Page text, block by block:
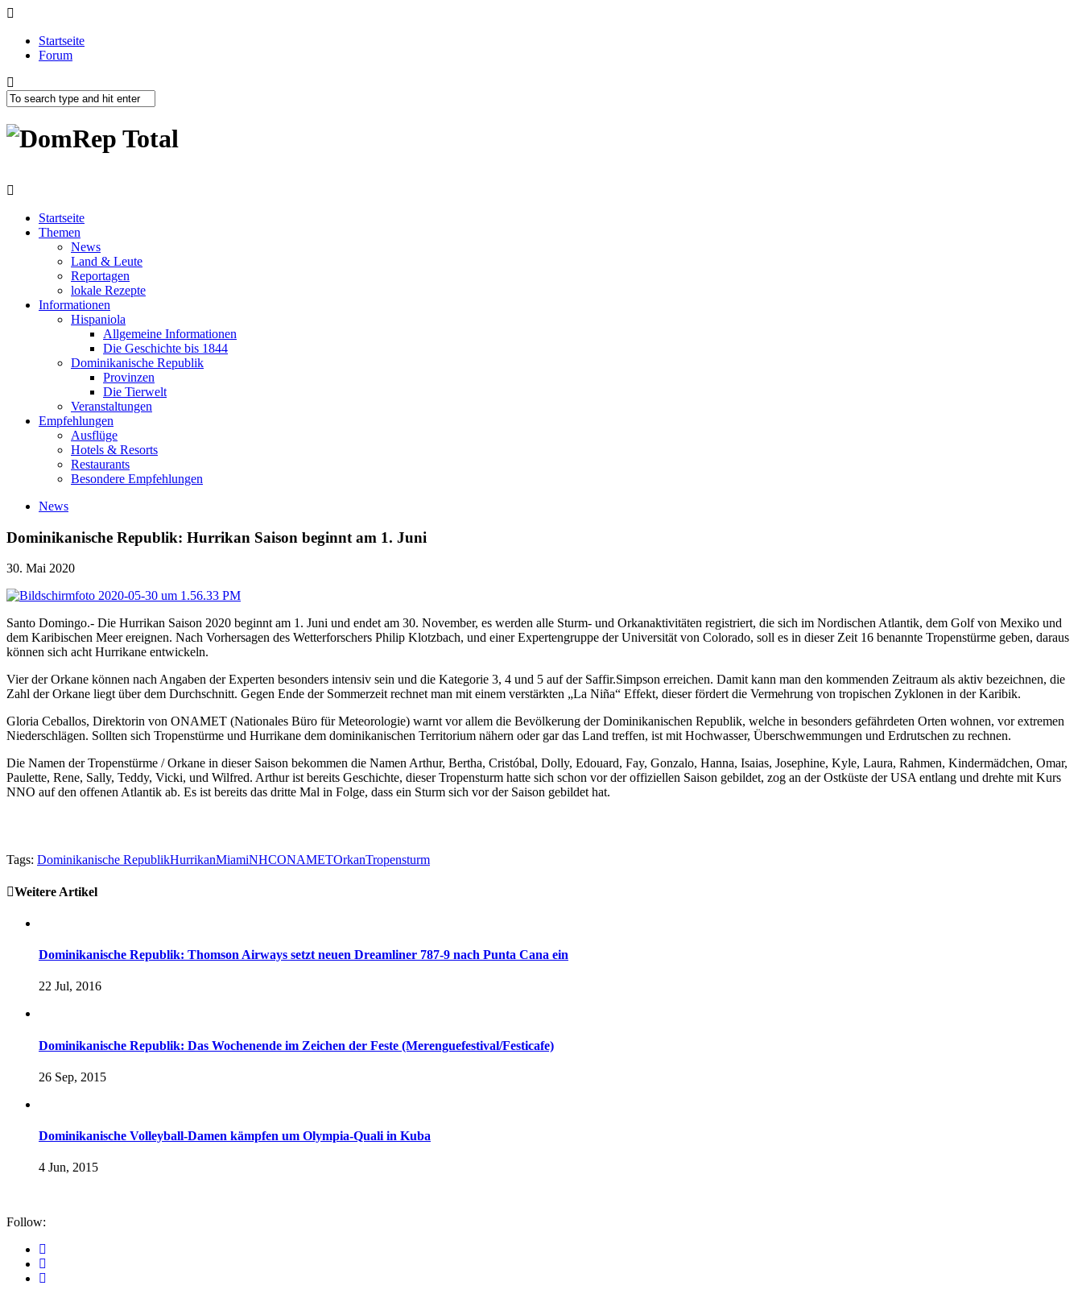
Startseite
Forum
Startseite
Themen
News
Land & Leute
Reportagen
lokale Rezepte
Informationen
Hispaniola
Allgemeine Informationen
Die Geschichte bis 1844
Dominikanische Republik
Provinzen
Die Tierwelt
Veranstaltungen
Empfehlungen
Ausflüge
Hotels & Resorts
Restaurants
Besondere Empfehlungen
News
Dominikanische Republik: Hurrikan Saison beginnt am 1. Juni
30. Mai 2020
Santo Domingo.- Die Hurrikan Saison 2020 beginnt am 1. Juni und endet am 30. November, es werden alle Sturm- und Orkanaktivitäten registriert, die sich im Nordischen Atlantik, dem Golf von Mexiko und
dem Karibischen Meer ereignen. Nach Vorhersagen des Wetterforschers Philip Klotzbach, und einer Expertengruppe der Universität von Colorado, soll es in dieser Zeit 16 benannte Tropenstürme geben, daraus
können sich acht Hurrikane entwickeln.
Vier der Orkane können nach Angaben der Experten besonders intensiv sein und die Kategorie 3, 4 und 5 auf der Saffir.Simpson erreichen. Damit kann man den kommenden Zeitraum als aktiv bezeichnen, die
Zahl der Orkane liegt über dem Durchschnitt. Gegen Ende der Sommerzeit rechnet man mit einem verstärkten „La Niña“ Effekt, dieser fördert die Vermehrung von tropischen Zyklonen in der Karibik.
Gloria Ceballos, Direktorin von ONAMET (Nationales Büro für Meteorologie) warnt vor allem die Bevölkerung der Dominikanischen Republik, welche in besonders gefährdeten Orten wohnen, vor extremen
Niederschlägen. Sollten sich Tropenstürme und Hurrikane dem dominikanischen Territorium nähern oder gar das Land treffen, ist mit Hochwasser, Überschwemmungen und Erdrutschen zu rechnen.
Die Namen der Tropenstürme / Orkane in dieser Saison bekommen die Namen Arthur, Bertha, Cristóbal, Dolly, Edouard, Fay, Gonzalo, Hanna, Isaias, Josephine, Kyle, Laura, Rahmen, Kindermädchen, Omar,
Paulette, Rene, Sally, Teddy, Vicki, und Wilfred. Arthur ist bereits Geschichte, dieser Tropensturm hatte sich schon vor der offiziellen Saison gebildet, zog an der Ostküste der USA entlang und drehte mit Kurs
NNO auf den offenen Atlantik ab. Es ist bereits das dritte Mal in Folge, dass ein Sturm sich vor der Saison gebildet hat.
Tags: Dominikanische RepublikHurrikanMiamiNHCONAMETOrkanTropensturm
Weitere Artikel
Dominikanische Republik: Thomson Airways setzt neuen Dreamliner 787-9 nach Punta Cana ein
22 Jul, 2016
Dominikanische Republik: Das Wochenende im Zeichen der Feste (Merenguefestival/Festicafe)
26 Sep, 2015
Dominikanische Volleyball-Damen kämpfen um Olympia-Quali in Kuba
4 Jun, 2015
Follow: